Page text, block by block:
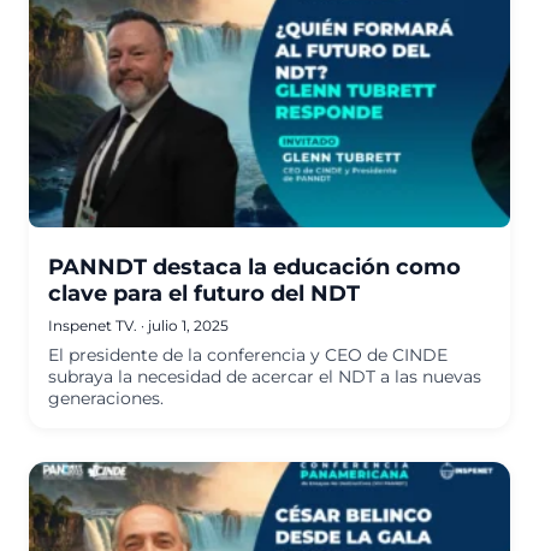
PANNDT destaca la educación como
clave para el futuro del NDT
Inspenet TV. · julio 1, 2025
El presidente de la conferencia y CEO de CINDE
subraya la necesidad de acercar el NDT a las nuevas
generaciones.